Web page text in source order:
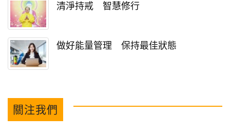
清淨持戒 智慧修行
做好能量管理 保持最佳狀態
關注我們